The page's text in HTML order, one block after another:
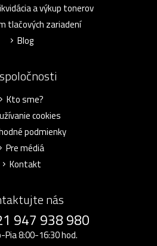
a výkup tonerov
tlačových zariadení
Blog
Kto sme?
cookies
podmienky
Pre médiá
Kontakt
nás
947 938 980
Pia 8:00-16:30 hod.